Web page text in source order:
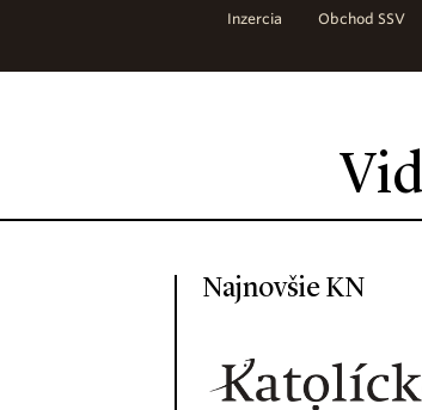
Inzercia Obchod SSV
Najnovšie KN